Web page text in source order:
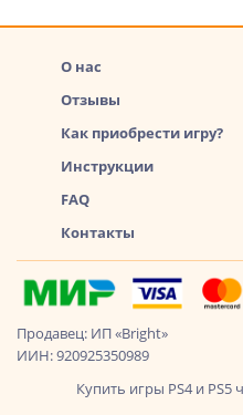
О нас
Отзывы
Как приобрести игру?
Инструкции
FAQ
Контакты
Продавец: ИП «Bright»
ИИН: 920925350989
Купить игры PS4 и